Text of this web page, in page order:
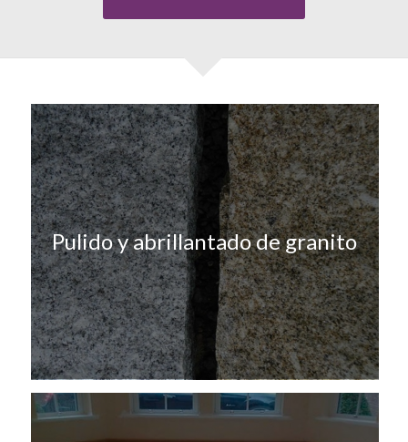
Pulido y abrillantado de granito